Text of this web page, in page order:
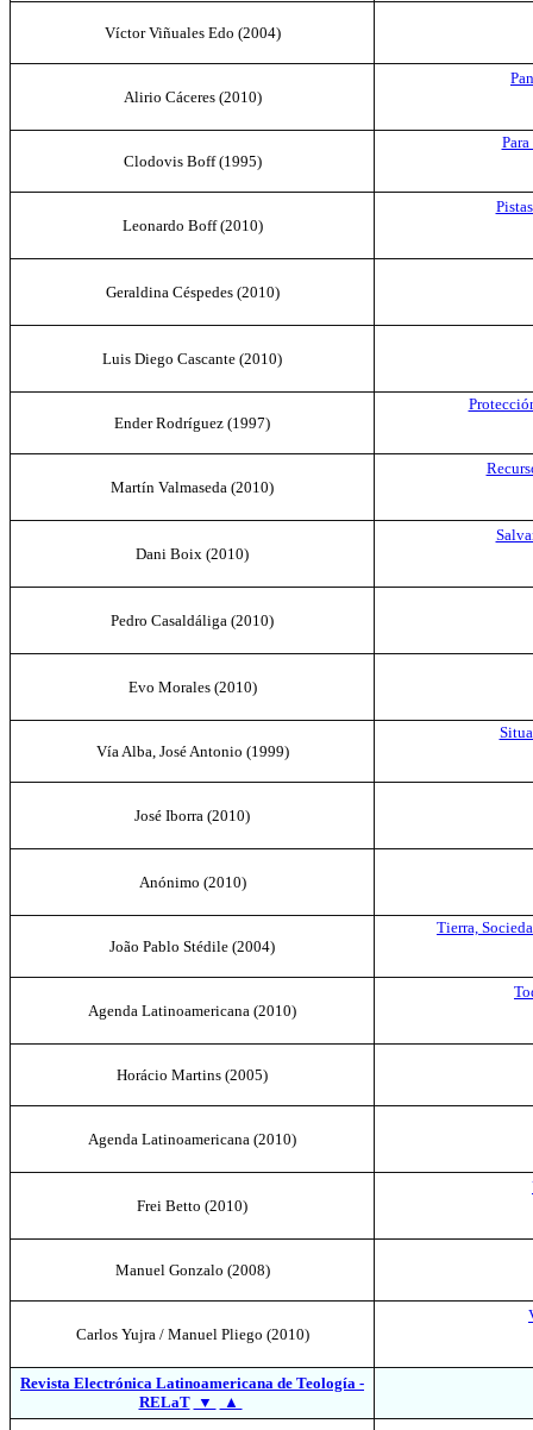
Víctor Viñuales Edo (2004)
Alirio Cáceres (2010)
Clodovis Boff (1995)
Leonardo Boff (2010)
Geraldina Céspedes (2010)
Luis Diego Cascante (2010)
Ender Rodríguez (1997)
Martín Valmaseda (2010)
Dani Boix (2010)
Pedro Casaldáliga (2010)
Evo Morales (2010)
Vía Alba, José Antonio (1999)
José Iborra (2010)
Anónimo (2010)
João Pablo Stédile (2004)
Tierra,
Agenda Latinoamericana (2010)
Horácio Martins (2005)
Agenda Latinoamericana (2010)
Frei Betto (2010)
Manuel Gonzalo (2008)
Carlos Yujra / Manuel Pliego (2010)
Revista Electrónica Latinoamericana de Teología -
RELaT ▼ ▲